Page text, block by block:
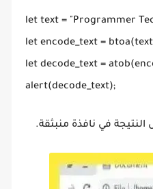
let text = "Programmer
let encode_text =
let decode_text =
alert(decode_text);